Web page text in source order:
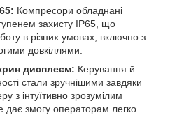
Компресори обладнані
захисту IP65, що
в різних умовах, включно з
довкіллями.
дисплеєм: Керування й
стали зручнішими завдяки
з інтуїтивно зрозумілим
дає змогу операторам легко